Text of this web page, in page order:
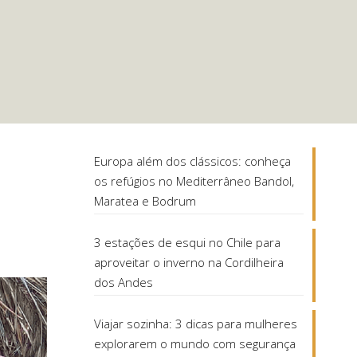
Europa além dos clássicos: conheça
os refúgios no Mediterrâneo Bandol,
Maratea e Bodrum
3 estações de esqui no Chile para
aproveitar o inverno na Cordilheira
dos Andes
Viajar sozinha: 3 dicas para mulheres
explorarem o mundo com segurança